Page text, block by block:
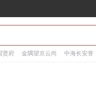
贤府 金隅望京云尚 中海长安誉